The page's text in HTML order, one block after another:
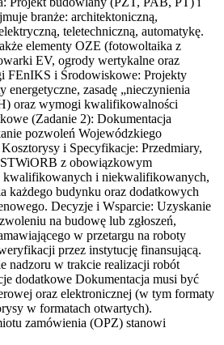
branże: architektoniczną,
teletechniczną, automatykę.
elementy OZE (fotowoltaika z
EV, ogrody wertykalne oraz
FEnIKS i Środowiskowe: Projekty
energetyczne, zasadę „nieczynienia
oraz wymogi kwalifikowalności
(Zadanie 2): Dokumentacja
pozwoleń Wojewódzkiego
i Specyfikacje: Przedmiary,
z obowiązkowym
kwalifikowanych i niekwalifikowanych,
każdego budynku oraz dodatkowych
Decyzje i Wsparcie: Uzyskanie
na budowę lub zgłoszeń,
w przetargu na roboty
przez instytucję finansującą.
nadzoru w trakcie realizacji robót
dodatkowe Dokumentacja musi być
oraz elektronicznej (w tym formaty
w formatach otwartych).
zamówienia (OPZ) stanowi